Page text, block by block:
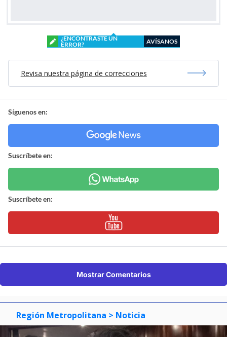
¿ENCONTRASTE UN
ERROR?
AVÍSANOS
Revisa nuestra página de correcciones
Síguenos en:
Suscríbete en:
Suscríbete en:
Mostrar Comentarios
Región Metropolitana > Noticia